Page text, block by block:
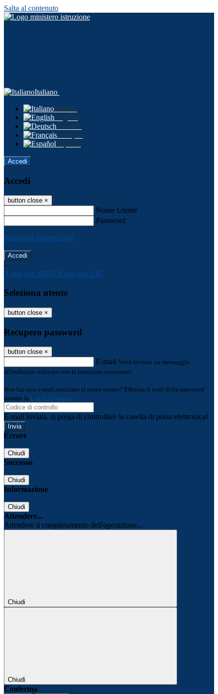
Salta al contenuto
Italiano
Italiano
English
Deutsch
Français
Español
Accedi
Accedi
button close ×
Nome Utente
Password
Password dimenticata?
-
Entra con SPID Entra con CIE
Seleziona utente
button close ×
Recupero password
button close ×
E-mail Verrà inviato un messaggio
all'indirizzo indicato con le istruzioni necessarie.
Non hai una e-mail associata al nome utente? Effettua il reset della password
tramite la Login Spaggiari
E-mail inviata, si prega di controllare la casella di posta elettronica!
Errore
Chiudi
Successo
Chiudi
Informazione
Chiudi
Attendere...
Attendere il completamento dell'operazione...
Chiudi
Chiudi
Conferma